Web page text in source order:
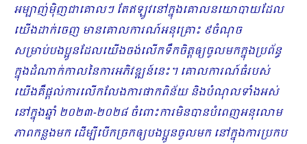
អម្បាញ់ម៉ិញជាគោលៗ តែឥឡូវនៅក្នុងគោលនយោបាយដែល
យើងដាក់ចេញ មានគោលការណ៍អនុគ្រោះ ៩ចំណុច
សម្រាប់បងប្អូនដែលយើងចង់លើកទឹកចិត្តឲ្យចូលមកក្នុងប្រព័ន្ធ
ក្នុងដំណាក់កាលនៃការអភិវឌ្ឍន៍នេះ។ គោលការណ៍ធំរបស់
យើងគឺផ្តល់ការលើកលែងការផាកពិន័យ និងបំណុលទាំងអស់
នៅក្នុងឆ្នាំ ២០២៣-២០២៨ ចំពោះការមិនបានបំពេញអនុ​លោម​
ភាពកន្លងមក ដើម្បីបើកច្រកឲ្យបងប្អូនចូលមក នៅក្នុងការប្រកប